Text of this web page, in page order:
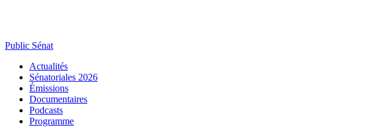
Public Sénat
Actualités
Sénatoriales 2026
Émissions
Documentaires
Podcasts
Programme